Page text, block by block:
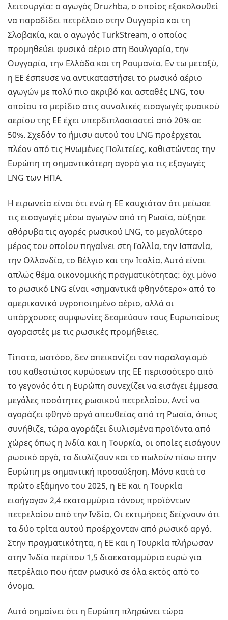
λειτουργία: ο αγωγός Druzhba, ο οποίος εξακολουθεί
να παραδίδει πετρέλαιο στην Ουγγαρία και τη
Σλοβακία, και ο αγωγός TurkStream, ο οποίος
προμηθεύει φυσικό αέριο στη Βουλγαρία, την
Ουγγαρία, την Ελλάδα και τη Ρουμανία. Εν τω μεταξύ,
η ΕΕ έσπευσε να αντικαταστήσει το ρωσικό αέριο
αγωγών με πολύ πιο ακριβό και ασταθές LNG, του
οποίου το μερίδιο στις συνολικές εισαγωγές φυσικού
αερίου της ΕΕ έχει υπερδιπλασιαστεί από 20% σε
50%. Σχεδόν το ήμισυ αυτού του LNG προέρχεται
πλέον από τις Ηνωμένες Πολιτείες, καθιστώντας την
Ευρώπη τη σημαντικότερη αγορά για τις εξαγωγές
LNG των ΗΠΑ.
Η ειρωνεία είναι ότι ενώ η ΕΕ καυχιόταν ότι μείωσε
τις εισαγωγές μέσω αγωγών από τη Ρωσία, αύξησε
αθόρυβα τις αγορές ρωσικού LNG, το μεγαλύτερο
μέρος του οποίου πηγαίνει στη Γαλλία, την Ισπανία,
την Ολλανδία, το Βέλγιο και την Ιταλία. Αυτό είναι
απλώς θέμα οικονομικής πραγματικότητας: όχι μόνο
το ρωσικό LNG είναι «σημαντικά φθηνότερο» από το
αμερικανικό υγροποιημένο αέριο, αλλά οι
υπάρχουσες συμφωνίες δεσμεύουν τους Ευρωπαίους
αγοραστές με τις ρωσικές προμήθειες.
Τίποτα, ωστόσο, δεν απεικονίζει τον παραλογισμό
του καθεστώτος κυρώσεων της ΕΕ περισσότερο από
το γεγονός ότι η Ευρώπη συνεχίζει να εισάγει έμμεσα
μεγάλες ποσότητες ρωσικού πετρελαίου. Αντί να
αγοράζει φθηνό αργό απευθείας από τη Ρωσία, όπως
συνήθιζε, τώρα αγοράζει διυλισμένα προϊόντα από
χώρες όπως η Ινδία και η Τουρκία, οι οποίες εισάγουν
ρωσικό αργό, το διυλίζουν και το πωλούν πίσω στην
Ευρώπη με σημαντική προσαύξηση. Μόνο κατά το
πρώτο εξάμηνο του 2025, η ΕΕ και η Τουρκία
εισήγαγαν 2,4 εκατομμύρια τόνους προϊόντων
πετρελαίου από την Ινδία. Οι εκτιμήσεις δείχνουν ότι
τα δύο τρίτα αυτού προέρχονταν από ρωσικό αργό.
Στην πραγματικότητα, η ΕΕ και η Τουρκία πλήρωσαν
στην Ινδία περίπου 1,5 δισεκατομμύρια ευρώ για
πετρέλαιο που ήταν ρωσικό σε όλα εκτός από το
όνομα.
Αυτό σημαίνει ότι η Ευρώπη πληρώνει τώρα